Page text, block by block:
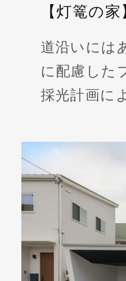
【灯篭の
道沿いには
に配慮した
採光計画に